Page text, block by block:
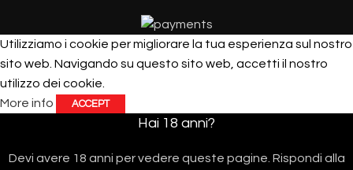
Utilizziamo i cookie per migliorare la tua esperienza sul nostro
sito web. Navigando su questo sito web, accetti il ​​nostro
utilizzo dei cookie.
More info
ACCEPT
Hai 18 anni?
Devi avere 18 anni per vedere queste pagine. Rispondi alla